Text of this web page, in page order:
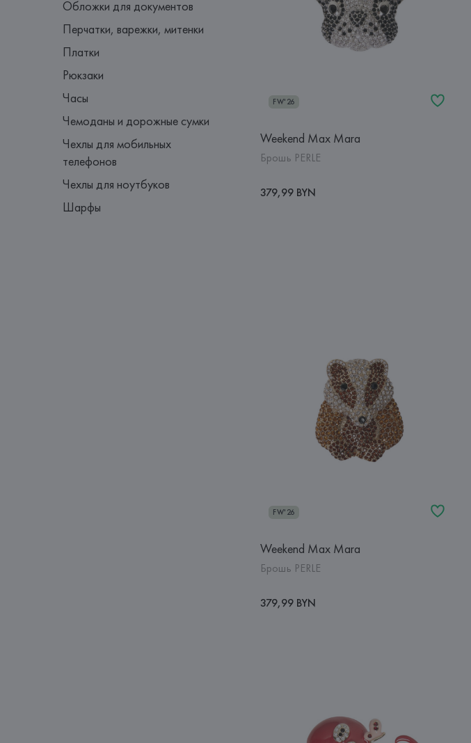
Обложки для документов
Перчатки, варежки, митенки
Платки
Рюкзаки
Часы
Чемоданы и дорожные сумки
Чехлы для мобильных
телефонов
Чехлы для ноутбуков
Шарфы
FW'26
Weekend Max Mara
Брошь PERLE
379,99 BYN
FW'26
Weekend Max Mara
Брошь PERLE
379,99 BYN